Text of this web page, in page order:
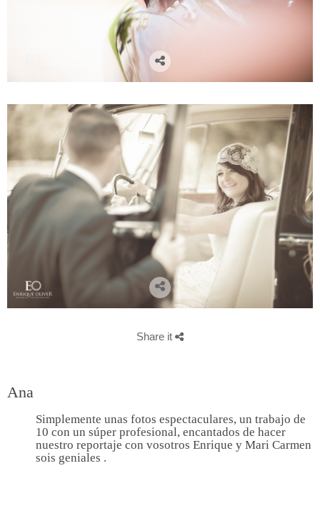
Share it
Ana
Simplemente unas fotos espectaculares, un trabajo de
10 con un súper profesional, encantados de hacer
nuestro reportaje con vosotros Enrique y Mari Carmen
sois geniales .